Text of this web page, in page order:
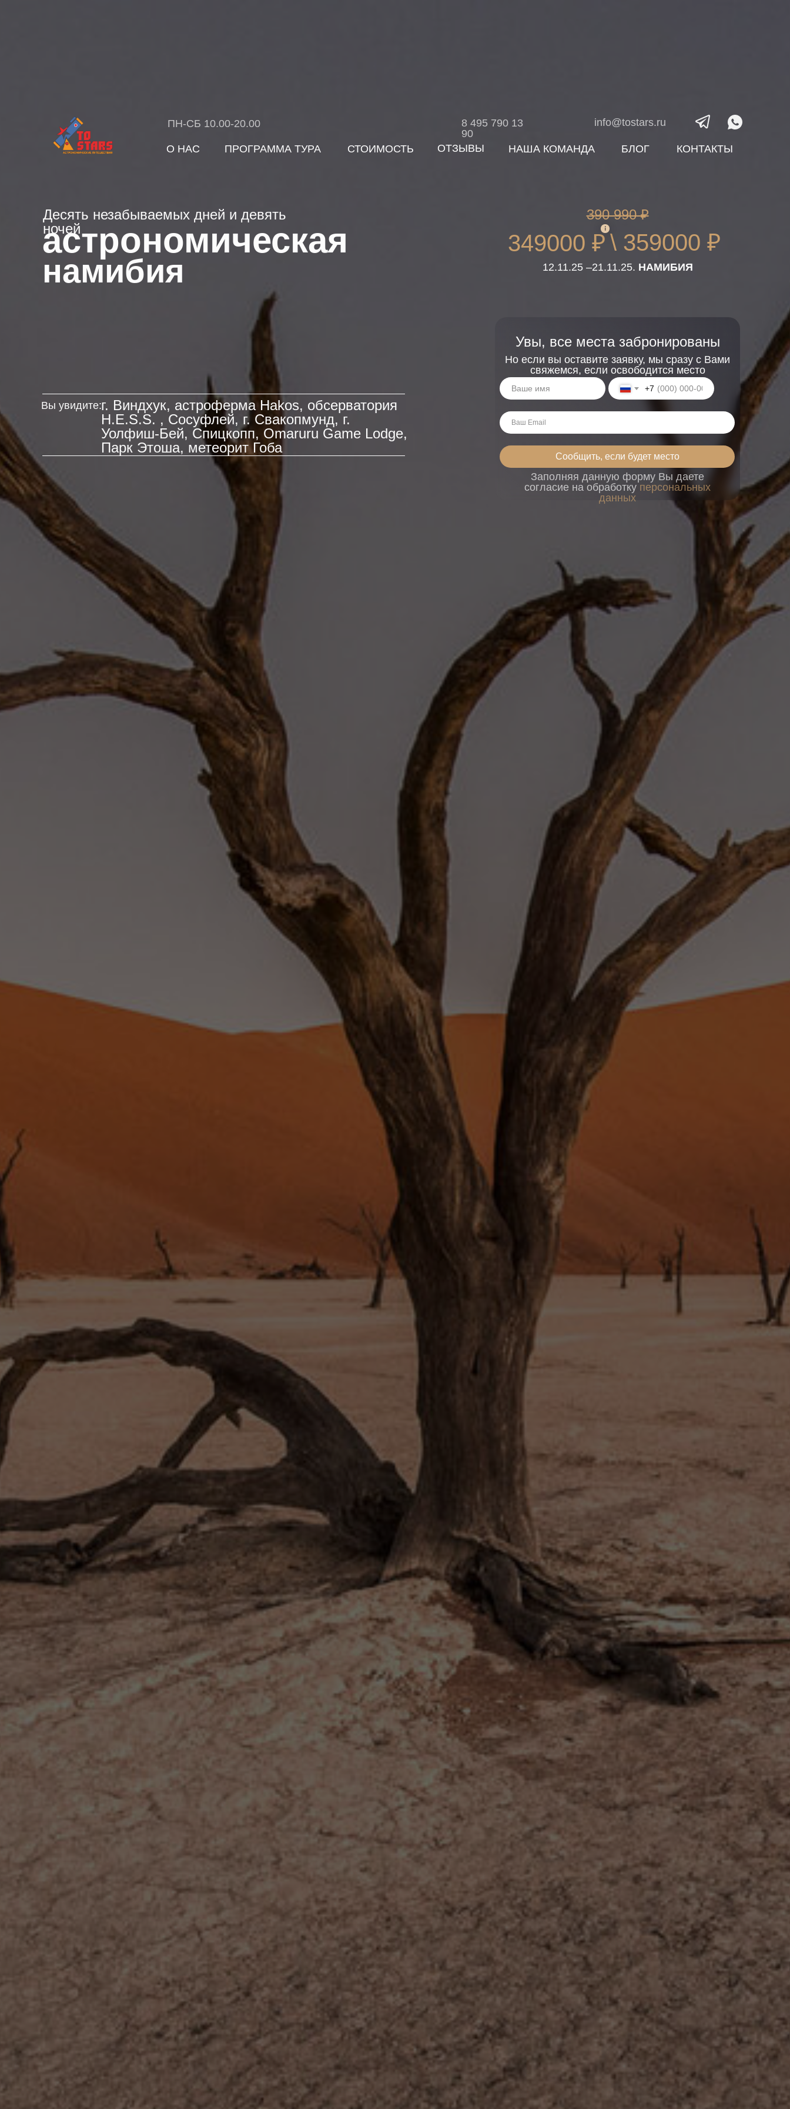
СТОИМОСТЬ БЛОГ
НАША КОМАНДА
ОТЗЫВЫ КОНТАКТЫ
ПРОГРАММА ТУРА
О НАС
ПН-СБ 10.00-20.00
8 495 790 13
90
info@tostars.ru
астрономическая
г. Виндхук, астроферма Hakos, обсерватория
H.E.S.S. , Сосуфлей, г. Свакопмунд, г.
Уолфиш-Бей, Спицкопп, Omaruru Game Lodge,
Парк Этоша, метеорит Гоба
Вы увидите:
Десять незабываемых дней и девять
ночей
12.11.25 –21.11.25. НАМИБИЯ
намибия
Заполняя данную форму Вы даете
согласие на обработку персональных
данных
Увы, все места забронированы
Но если вы оставите заявку, мы сразу с Вами
свяжемся, если освободится место
Сообщить, если будет место
+7
349000 ₽ \ 359000 ₽
390 990 ₽